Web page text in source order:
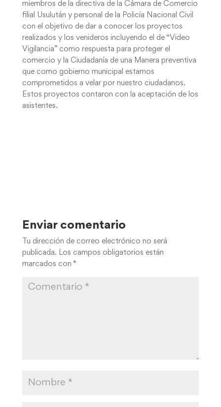
miembros de la directiva de la Cámara de Comercio
filial Usulután y personal de la Policía Nacional Civil
con el objetivo de dar a conocer los proyectos
realizados y los venideros incluyendo el de “Video
Vigilancia” como respuesta para proteger el
comercio y la Ciudadanía de una Manera preventiva
que como gobierno municipal estamos
comprometidos a velar por nuestro ciudadanos.
Estos proyectos contaron con la aceptación de los
asistentes.
Enviar comentario
Tu dirección de correo electrónico no será
publicada. Los campos obligatorios están
marcados con *